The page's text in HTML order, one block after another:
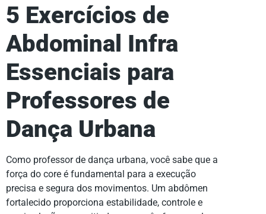
5 Exercícios de
Abdominal Infra
Essenciais para
Professores de
Dança Urbana
Como professor de dança urbana, você sabe que a
força do core é fundamental para a execução
precisa e segura dos movimentos. Um abdômen
fortalecido proporciona estabilidade, controle e